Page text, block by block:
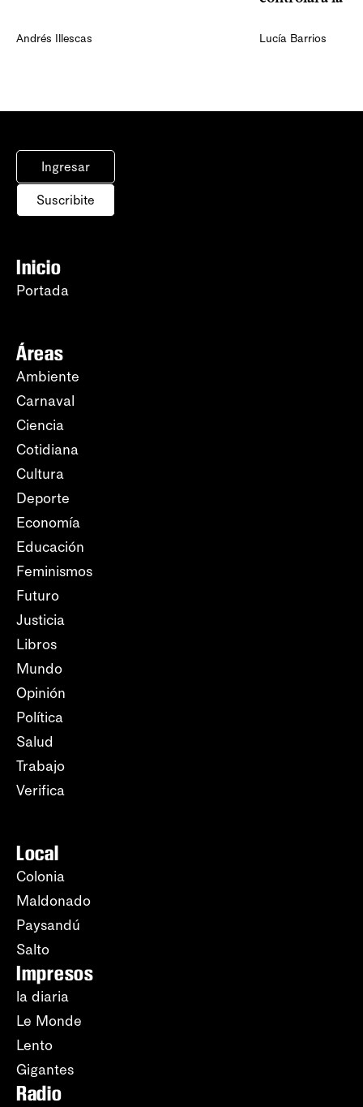
Andrés Illescas Lucía Barrios
Ingresar
Suscribite
Inicio
Portada
Áreas
Ambiente
Carnaval
Ciencia
Cotidiana
Cultura
Deporte
Economía
Educación
Feminismos
Futuro
Justicia
Libros
Mundo
Opinión
Política
Salud
Trabajo
Verifica
Local
Colonia
Maldonado
Paysandú
Salto
Impresos
la diaria
Le Monde
Lento
Gigantes
Radio